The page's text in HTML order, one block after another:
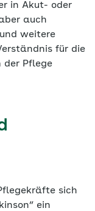
in Akut- oder
auch
weitere
für die
der Pflege
sich
ein